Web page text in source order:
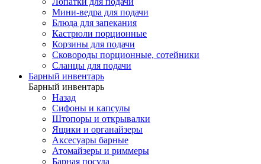
Мини-ведра для подачи
Блюда для запекания
Кастрюли порционные
Корзины для подачи
Сковороды порционные, сотейники
Сланцы для подачи
Барный инвентарь
Барный инвентарь
Назад
Сифоны и капсулы
Штопоры и открывалки
Ящики и органайзеры
Аксесуары барные
Атомайзеры и риммеры
Барная посуда